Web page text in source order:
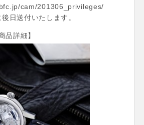
cam/201306_privileges/
日送付いたします。
品詳細】